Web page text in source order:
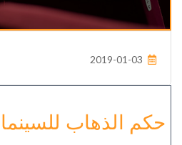
2019-01-03
حكم الذهاب للسينما